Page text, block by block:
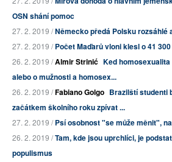
OSN shání pomoc
27. 2. 2019 /Německo předá Polsku
27. 2. 2019 /Počet Maďarů vloni klesl o 41
26. 2. 2019 /Almir Strinić Ked
alebo o mužnosti a homosex...
26. 2. 2019 /Fabiano Golgo Brazilští studenti
začátkem školního roku zpívat ...
27. 2. 2019 /Psí osobnost "se může měnit",
26. 2. 2019 /Tam, kde jsou uprchlíci, je
populismus